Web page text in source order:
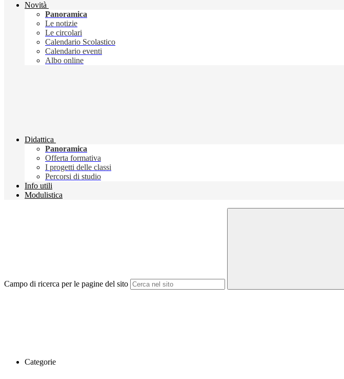
Novità
Panoramica
Le notizie
Le circolari
Calendario Scolastico
Calendario eventi
Albo online
Didattica
Panoramica
Offerta formativa
I progetti delle classi
Percorsi di studio
Info utili
Modulistica
Campo di ricerca per le pagine del sito
Categorie